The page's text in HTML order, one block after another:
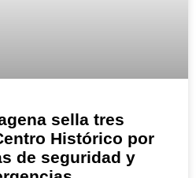
sella tres
Histórico por
de seguridad y